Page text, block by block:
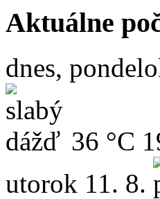
Aktuálne
dnes,
36 °C
utorok 11. 8.